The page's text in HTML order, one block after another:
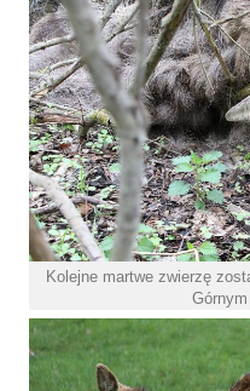
Kolejne martwe zwierzę
Górnym